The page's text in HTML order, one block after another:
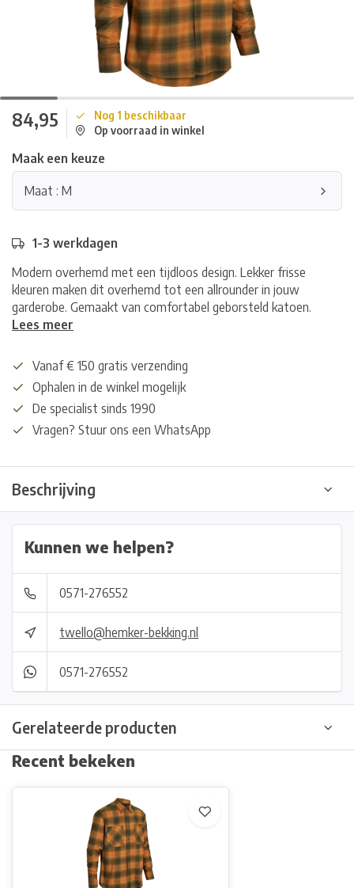
84,95
Nog 1 beschikbaar
Op voorraad in winkel
Maak een keuze
Maat : M
1-3 werkdagen
Modern overhemd met een tijdloos design. Lekker frisse
kleuren maken dit overhemd tot een allrounder in jouw
garderobe. Gemaakt van comfortabel geborsteld katoen.
Lees meer
Vanaf € 150 gratis verzending
Ophalen in de winkel mogelijk
De specialist sinds 1990
Vragen? Stuur ons een WhatsApp
Beschrijving
Kunnen we helpen?
0571-276552
twello@hemker-bekking.nl
0571-276552
Gerelateerde producten
Recent bekeken